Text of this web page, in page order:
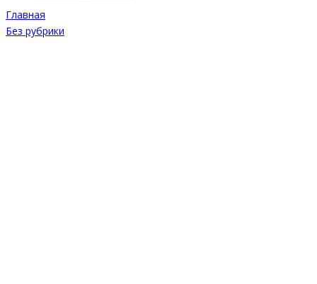
Главная
Без рубрики